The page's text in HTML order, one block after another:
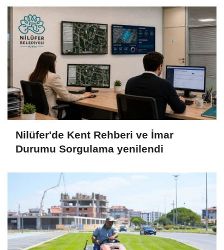
Nilüfer'de Kent Rehberi ve İmar
Durumu Sorgulama yenilendi